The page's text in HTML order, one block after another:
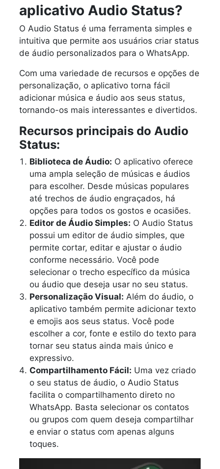
aplicativo Audio Status?
O Audio Status é uma ferramenta simples e
intuitiva que permite aos usuários criar status
de áudio personalizados para o WhatsApp.
Com uma variedade de recursos e opções de
personalização, o aplicativo torna fácil
adicionar música e áudio aos seus status,
tornando-os mais interessantes e divertidos.
Recursos principais do Audio
Status:
Biblioteca de Áudio: O aplicativo oferece
uma ampla seleção de músicas e áudios
para escolher. Desde músicas populares
até trechos de áudio engraçados, há
opções para todos os gostos e ocasiões.
Editor de Áudio Simples: O Audio Status
possui um editor de áudio simples, que
permite cortar, editar e ajustar o áudio
conforme necessário. Você pode
selecionar o trecho específico da música
ou áudio que deseja usar no seu status.
Personalização Visual: Além do áudio, o
aplicativo também permite adicionar texto
e emojis aos seus status. Você pode
escolher a cor, fonte e estilo do texto para
tornar seu status ainda mais único e
expressivo.
Compartilhamento Fácil: Uma vez criado
o seu status de áudio, o Audio Status
facilita o compartilhamento direto no
WhatsApp. Basta selecionar os contatos
ou grupos com quem deseja compartilhar
e enviar o status com apenas alguns
toques.